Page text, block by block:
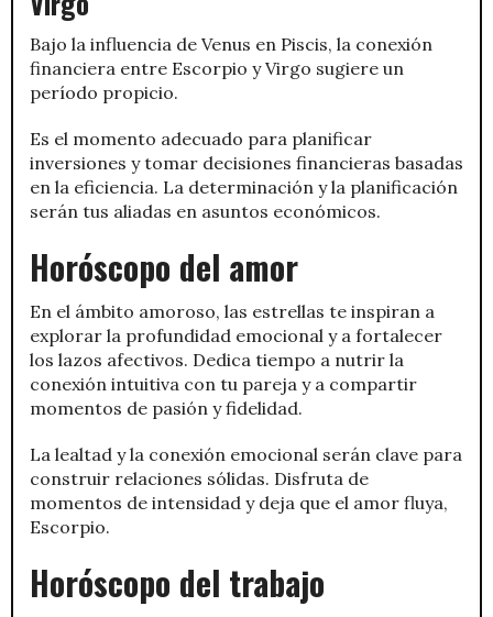
Bajo la influencia de Venus en Piscis, la conexión
financiera entre Escorpio y Virgo sugiere un
período propicio.
Es el momento adecuado para planificar
inversiones y tomar decisiones financieras basadas
en la eficiencia. La determinación y la planificación
serán tus aliadas en asuntos económicos.
Horóscopo del amor
En el ámbito amoroso, las estrellas te inspiran a
explorar la profundidad emocional y a fortalecer
los lazos afectivos. Dedica tiempo a nutrir la
conexión intuitiva con tu pareja y a compartir
momentos de pasión y fidelidad.
La lealtad y la conexión emocional serán clave para
construir relaciones sólidas. Disfruta de
momentos de intensidad y deja que el amor fluya,
Escorpio.
Horóscopo del trabajo